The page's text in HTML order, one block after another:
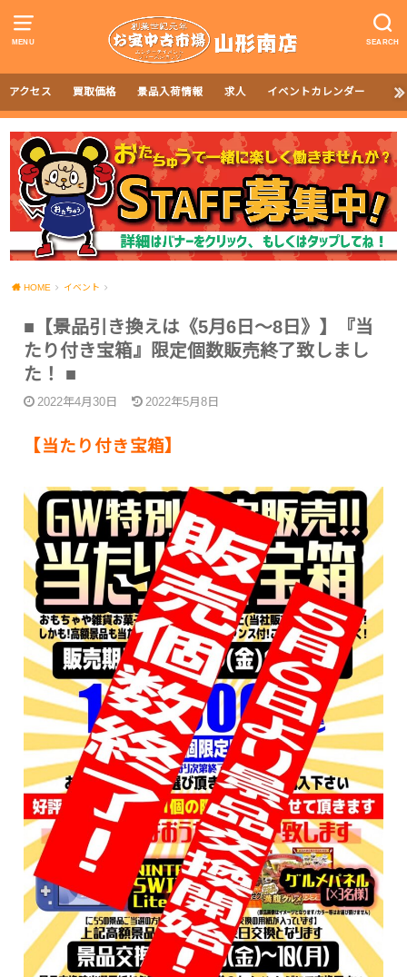
MENU SEARCH
アクセス 買取価格 景品入荷情報 求人 イベントカレンダー
HOME イベント
■【景品引き換えは《5月6日〜8日》】『当
たり付き宝箱』限定個数販売終了致しまし
た！ ■
2022年4月30日 2022年5月8日
【当たり付き宝箱】